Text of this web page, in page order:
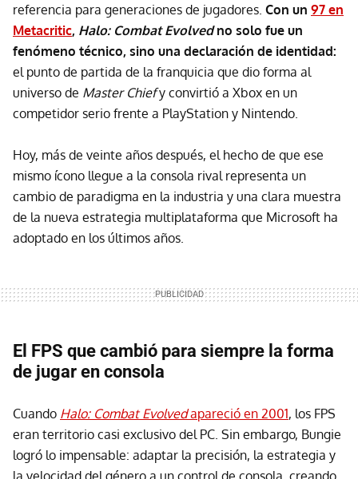
referencia para generaciones de jugadores. Con un 97 en
Metacritic, Halo: Combat Evolvedno solo fue un
fenómeno técnico, sino una declaración de identidad:
el punto de partida de la franquicia que dio forma al
universo de Master Chiefy convirtió a Xbox en un
competidor serio frente a PlayStation y Nintendo.
Hoy, más de veinte años después, el hecho de que ese
mismo ícono llegue a la consola rival representa un
cambio de paradigma en la industria y una clara muestra
de la nueva estrategia multiplataforma que Microsoft ha
adoptado en los últimos años.
El FPS que cambió para siempre la forma
de jugar en consola
Cuando Halo: Combat Evolvedapareció en 2001, los FPS
eran territorio casi exclusivo del PC. Sin embargo, Bungie
logró lo impensable: adaptar la precisión, la estrategia y